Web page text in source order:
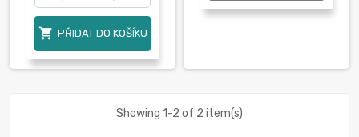
 PŘIDAT DO KOŠÍKU
Showing 1-2 of 2 item(s)